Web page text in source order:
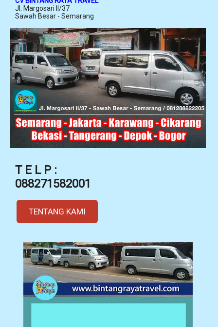
Jl. Margosari II/37
Sawah Besar - Semarang
T E L P :
088271582001
TENTANG KAMI